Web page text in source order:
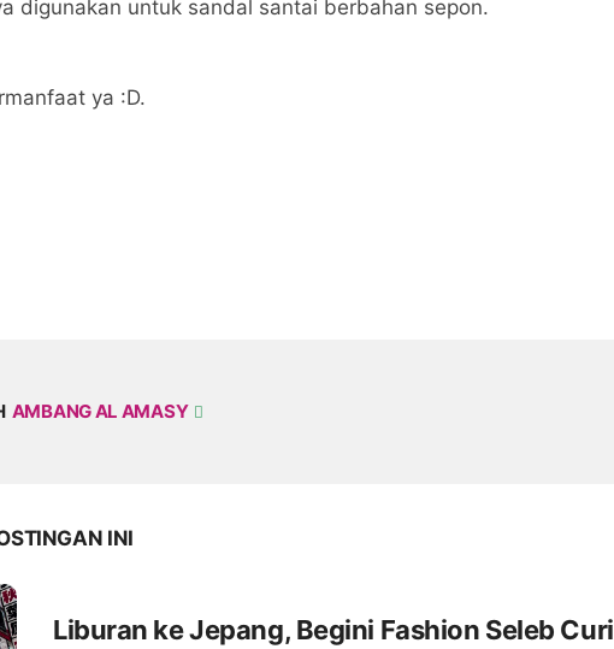
digunakan untuk sandal santai berbahan sepon.
ya :D.
AMBANG AL AMASY
INI
Liburan ke Jepang, Begini Fashion Seleb Curi